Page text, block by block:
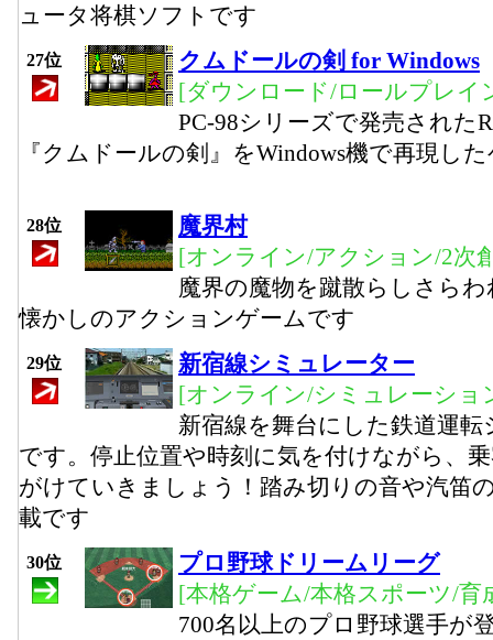
ュータ将棋ソフトです
27位
クムドールの剣 for Windows
[ダウンロード/ロールプレイ
PC-98シリーズで発売された
『クムドールの剣』をWindows機で再現し
28位
魔界村
[オンライン/アクション/2次
魔界の魔物を蹴散らしさら
懐かしのアクションゲームです
29位
新宿線シミュレーター
[オンライン/シミュレーショ
新宿線を舞台にした鉄道運
です。停止位置や時刻に気を付けながら、
がけていきましょう！踏み切りの音や汽笛
載です
30位
プロ野球ドリームリーグ
[本格ゲーム/本格スポーツ/育
700名以上のプロ野球選手が